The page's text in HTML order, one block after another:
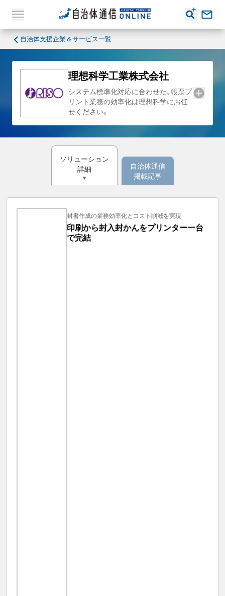
自治体支援企業＆サービス一覧
理想科学工業株式会社
システム標準化対応に合わせた、帳票プ
リント業務の効率化は理想科学にお任
せください。
ソリューション
詳細
自治体通信
掲載記事
封書作成の業務効率化とコスト削減を実現
印刷から封入封かんをプリンター一台
で完結